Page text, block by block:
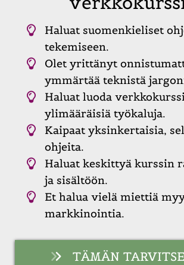
Haluat suomenkieliset
tekemiseen.
Olet yrittänyt
ymmärtää teknistä
Haluat luoda
ylimääräisiä työkaluja.
Kaipaat yksinkertaisia,
ohjeita.
Haluat keskittyä kurssin
ja sisältöön.
Et halua vielä miettiä
markkinointia.
TÄMÄN